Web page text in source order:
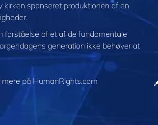
sponseret produktionen af en
forståelse af et af de fundamentale
generation ikke behøver at
på HumanRights.com